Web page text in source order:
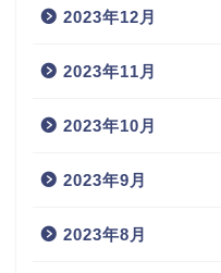
2023年12月
2023年11月
2023年10月
2023年9月
2023年8月